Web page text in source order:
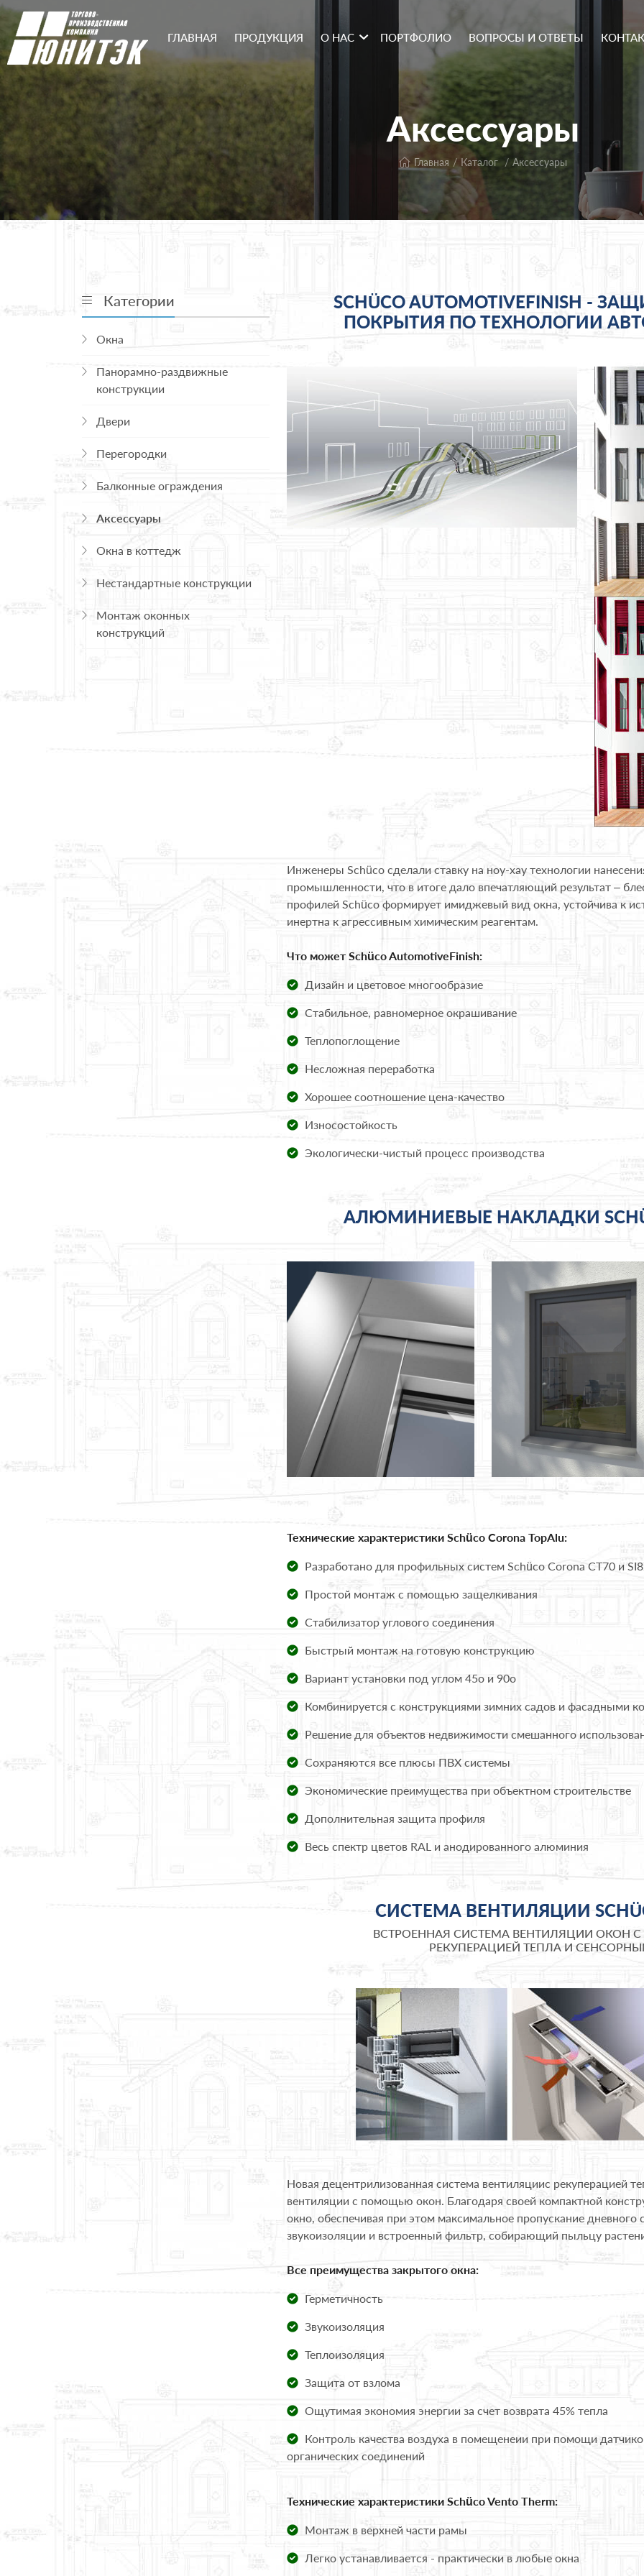
ГЛАВНАЯ ПРОДУКЦИЯ О НАС ПОРТФОЛИО ВОПРОСЫ И ОТВЕТЫ
Аксессуары
Главная Каталог Аксессуары
Категории
Окна
Панорамно-раздвижные
конструкции
Двери
Перегородки
Балконные ограждения
Аксессуары
Окна в коттедж
Нестандартные конструкции
Монтаж оконных
конструкций
SCHÜCO AUTOMOTIVEFINISH -
ПОКРЫТИЯ ПО ТЕХНОЛОГИИ
Инженеры Schüco сделали ставку на ноу-хау технологии
промышленности, что в итоге дало впечатляющий результат –
профилей Schüco формирует имиджевый вид окна, устойчива к
инертна к агрессивным химическим реагентам.
Что может Schüco AutomotiveFinish:
Дизайн и цветовое многообразие
Стабильное, равномерное окрашивание
Теплопоглощение
Несложная переработка
Хорошее соотношение цена-качество
Износостойкость
Экологически-чистый процесс производства
АЛЮМИНИЕВЫЕ НАКЛАДКИ
Технические характеристики Schüco Corona TopAlu:
Разработано для профильных систем Schüco Corona CT70 и
Простой монтаж с помощью защелкивания
Стабилизатор углового соединения
Быстрый монтаж на готовую конструкцию
Вариант установки под углом 45о и 90о
Комбинируется с конструкциями зимних садов и фасадными
Решение для объектов недвижимости смешанного
Сохраняются все плюсы ПВХ системы
Экономические преимущества при объектном строительстве
Дополнительная защита профиля
Весь спектр цветов RAL и анодированного алюминия
СИСТЕМА ВЕНТИЛЯЦИИ
ВСТРОЕННАЯ СИСТЕМА ВЕНТИЛЯЦИИ ОКОН
РЕКУПЕРАЦИЕЙ ТЕПЛА И
Новая децентрилизованная система вентиляциис рекуперацией
вентиляции с помощью окон. Благодаря своей компактной
окно, обеспечивая при этом максимальное пропускание дневного
звукоизоляции и встроенный фильтр, собирающий пыльцу
Все преимущества закрытого окна:
Герметичность
Звукоизоляция
Теплоизоляция
Защита от взлома
Ощутимая экономия энергии за счет возврата 45% тепла
Контроль качества воздуха в помещенеии при помощи
органических соединений
Технические характеристики Schüco Vento Therm:
Монтаж в верхней части рамы
Легко устанавливается - практически в любые окна